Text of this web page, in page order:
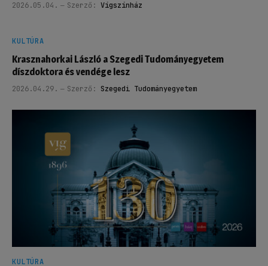
2026.05.04. Szerző: Vígszínház
KULTÚRA
Krasznahorkai László a Szegedi Tudományegyetem
díszdoktora és vendége lesz
2026.04.29. Szerző: Szegedi Tudományegyetem
KULTÚRA